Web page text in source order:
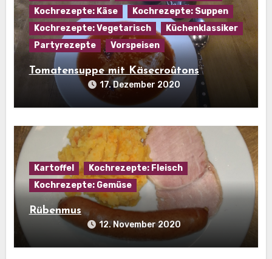
Kochrezepte: Käse
Kochrezepte: Suppen
Kochrezepte: Vegetarisch
Küchenklassiker
Partyrezepte
Vorspeisen
Tomatensuppe mit Käsecroûtons
17. Dezember 2020
Kartoffel
Kochrezepte: Fleisch
Kochrezepte: Gemüse
Rübenmus
12. November 2020